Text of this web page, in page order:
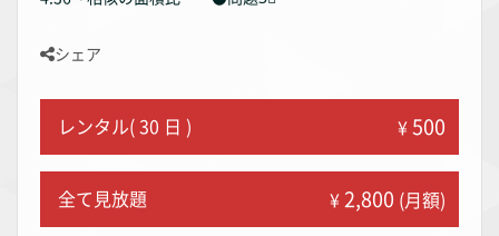
シェア
レンタル( 30 日 ) ¥500
全て見放題 ¥2,800 (月額)